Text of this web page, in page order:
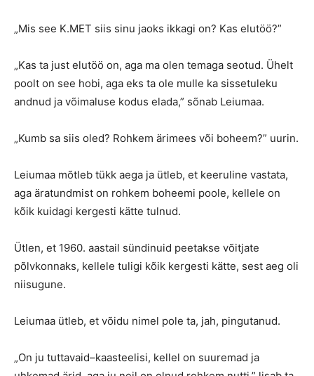
„Mis see K.MET siis sinu jaoks ikkagi on? Kas elutöö?”
„Kas ta just elutöö on, aga ma olen temaga seotud. Ühelt
poolt on see hobi, aga eks ta ole mulle ka sissetuleku
andnud ja võimaluse kodus elada,” sõnab Leiumaa.
„Kumb sa siis oled? Rohkem ärimees või boheem?” uurin.
Leiumaa mõtleb tükk aega ja ütleb, et keeruline vastata,
aga äratundmist on rohkem boheemi poole, kellele on
kõik kuidagi kergesti kätte tulnud.
Ütlen, et 1960. aastail sündinuid peetakse võitjate
põlvkonnaks, kellele tuligi kõik kergesti kätte, sest aeg oli
niisugune.
Leiumaa ütleb, et võidu nimel pole ta, jah, pingutanud.
„On ju tuttavaid–kaasteelisi, kellel on suuremad ja